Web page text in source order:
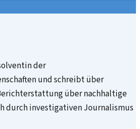
der
und schreibt über
über nachhaltige
durch investigativen Journalismus